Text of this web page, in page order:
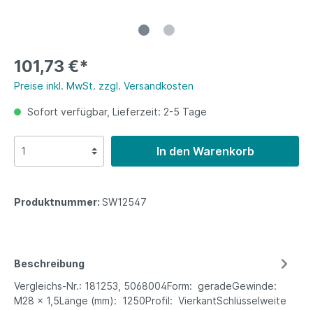
101,73 €*
Preise inkl. MwSt. zzgl. Versandkosten
Sofort verfügbar, Lieferzeit: 2-5 Tage
In den Warenkorb
Produktnummer: SW12547
Beschreibung
Vergleichs-Nr.: 181253, 5068004Form: geradeGewinde:
M28 x 1,5Länge (mm): 1250Profil: VierkantSchlüsselweite